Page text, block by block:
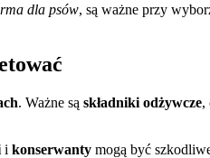
dla psów, są ważne przy
. Ważne są składniki odżywcze,
i konserwanty mogą być